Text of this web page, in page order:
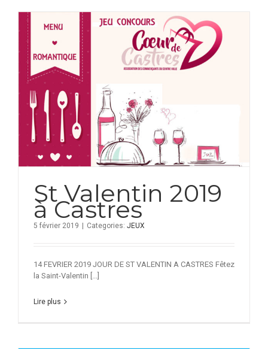
St Valentin 2019
à Castres
5 février 2019 Categories: JEUX
14 FEVRIER 2019 JOUR DE ST VALENTIN A CASTRES Fêtez
la Saint-Valentin [...]
Lire plus